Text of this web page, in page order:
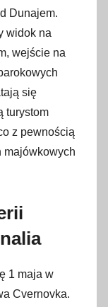
Dunajem.
widok na
wejście na
się
turystom
z pewnością
majówkowych
1 maja w
Cvernovka.